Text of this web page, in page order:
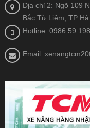
Địa chỉ 2: Ngõ 109
Bắc Từ Liêm, TP Hà
Hotline: 0986 59
Email: